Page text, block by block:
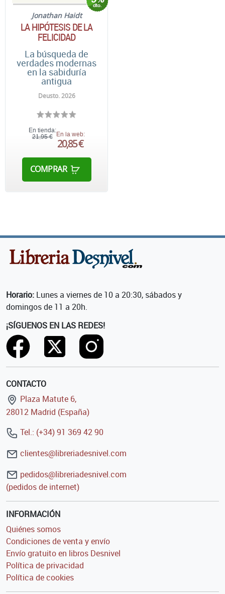
Jonathan Haidt
LA HIPÓTESIS DE LA
FELICIDAD
La búsqueda de
verdades modernas
en la sabiduría
antigua
Deusto. 2026
En tienda:
21,95 € En la web:
20,85 €
COMPRAR
Horario: Lunes a viernes de 10 a 20:30, sábados y
domingos de 11 a 20h.
¡SÍGUENOS EN LAS REDES!
CONTACTO
Plaza Matute 6,
28012 Madrid (España)
Tel.: (+34) 91 369 42 90
clientes@libreriadesnivel.com
pedidos@libreriadesnivel.com
(pedidos de internet)
INFORMACIÓN
Quiénes somos
Condiciones de venta y envío
Envío gratuito en libros Desnivel
Política de privacidad
Política de cookies